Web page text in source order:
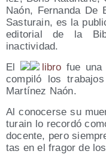
Naón, Fer­nan­da De
Sas­tu­rain, es la
edi­to­rial de la
inactividad.
El
libro fue una
com­pi­ló los
Mar­tí­nez Naón.
Al cono­cer­se su
tu­rain lo recor­dó
docen­te, pero
tas en el fra­gor de